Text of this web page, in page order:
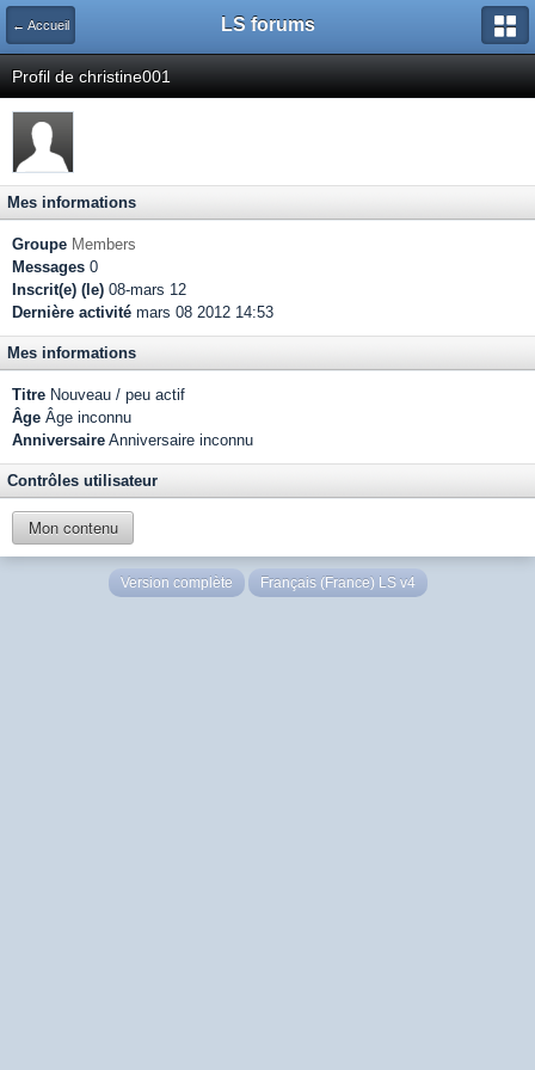
← Accueil LS forums
Profil de christine001
Mes informations
Groupe Members
Messages 0
Inscrit(e) (le) 08-mars 12
Dernière activité mars 08 2012 14:53
Mes informations
Titre Nouveau / peu actif
Âge Âge inconnu
Anniversaire Anniversaire inconnu
Contrôles utilisateur
Mon contenu
Version complète Français (France) LS v4